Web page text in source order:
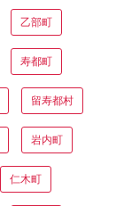
乙部町
寿都町
留寿都村
岩内町
仁木町